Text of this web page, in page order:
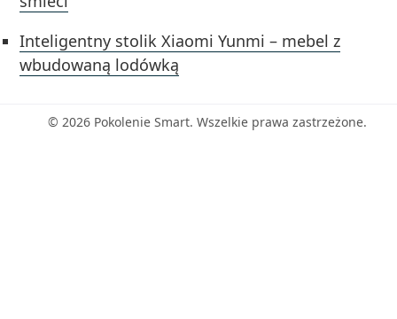
Inteligentny stolik Xiaomi Yunmi – mebel z
wbudowaną lodówką
© 2026 Pokolenie Smart. Wszelkie prawa zastrzeżone.